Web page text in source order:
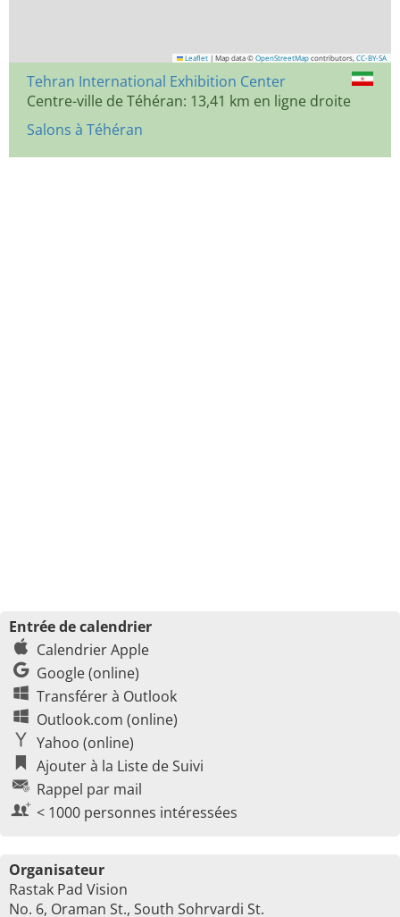
Leaflet | Map data © OpenStreetMap contributors, CC-BY-SA
Tehran International Exhibition Center
Centre-ville de Téhéran: 13,41 km en ligne droite
Salons à Téhéran
Entrée de calendrier
Calendrier Apple
Google (online)
Transférer à Outlook
Outlook.com (online)
Yahoo (online)
Ajouter à la Liste de Suivi
Rappel par mail
< 1000 personnes intéressées
Organisateur
Rastak Pad Vision
No. 6, Oraman St., South Sohrvardi St.